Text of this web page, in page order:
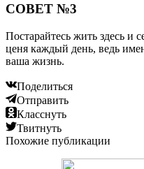
СОВЕТ №3
Постарайтесь жить здесь и
ценя каждый день, ведь
ваша жизнь.
Поделиться
Отправить
Класснуть
Твитнуть
Похожие публикации